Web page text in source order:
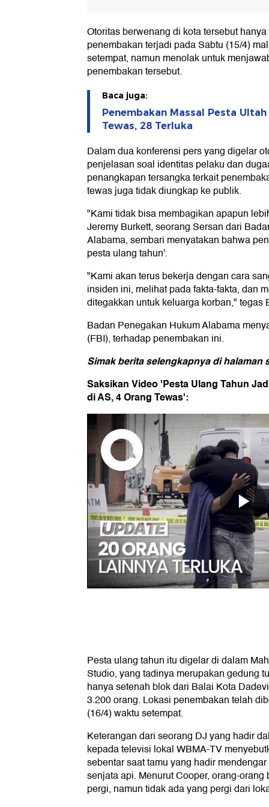
Otoritas berwenang di kota tersebut
penembakan terjadi pada Sabtu (15/4)
setempat, namun menolak untuk
penembakan tersebut.
Baca juga:
Penembakan Massal Pesta
Tewas, 28 Terluka
Dalam dua konferensi pers yang digelar
penjelasan soal identitas pelaku dan
penangkapan tersangka terkait
tewas juga tidak diungkap ke publik.
"Kami tidak bisa membagikan apapun
Jeremy Burkett, seorang Sersan dari
Alabama, sembari menyatakan bahwa
pesta ulang tahun'.
"Kami akan terus bekerja dengan cara
insiden ini, melihat pada fakta-fakta, dan
ditegakkan untuk keluarga korban," tegas
Badan Penegakan Hukum Alabama
(FBI), terhadap penembakan ini.
Simak berita selengkapnya di halaman
Saksikan Video 'Pesta Ulang Tahun
di AS, 4 Orang Tewas':
Pesta ulang tahun itu digelar di dalam
Studio, yang tadinya merupakan gedung
hanya setenah blok dari Balai Kota
3.200 orang. Lokasi penembakan telah
(16/4) waktu setempat.
Keterangan dari seorang DJ yang hadir
kepada televisi lokal WBMA-TV
sebentar saat tamu yang hadir
senjata api. Menurut Cooper, orang-
pergi, namun tidak ada yang pergi dari